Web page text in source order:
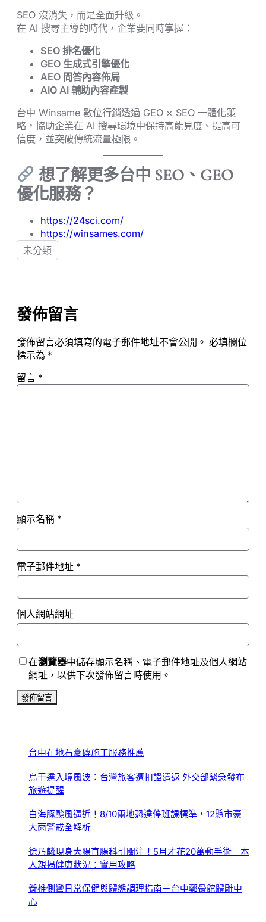
SEO 沒消失，而是全面升級。
在 AI 搜尋主導的時代，企業要同時掌握：
SEO 排名優化
GEO 生成式引擎優化
AEO 問答內容佈局
AIO AI 輔助內容產製
台中 Winsame 數位行銷透過 GEO × SEO 一體化策
略，協助企業在 AI 搜尋環境中保持高能見度、提高可
信度，並突破傳統流量極限。
想了解更多台中 SEO、GEO
優化服務？
https://24sci.com/
https://winsames.com/
未分類
發佈留言
發佈留言必須填寫的電子郵件地址不會公開。 必填欄位
標示為 *
留言 *
顯示名稱 *
電子郵件地址 *
個人網站網址
在瀏覽器中儲存顯示名稱、電子郵件地址及個人網站
網址，以供下次發佈留言時使用。
台中在地石膏磚施工服務推薦
烏干達入境風波：台灣旅客遭扣證遣返 外交部緊急發布
旅遊提醒
白海豚颱風逼近！8/10兩地恐達停班課標準，12縣市豪
大雨警戒全解析
徐乃麟現身大腸直腸科引關注！5月才花20萬動手術 本
人親揭健康狀況：實用攻略
脊椎側彎日常保健與體態調理指南－台中鄭骨館體雕中
心